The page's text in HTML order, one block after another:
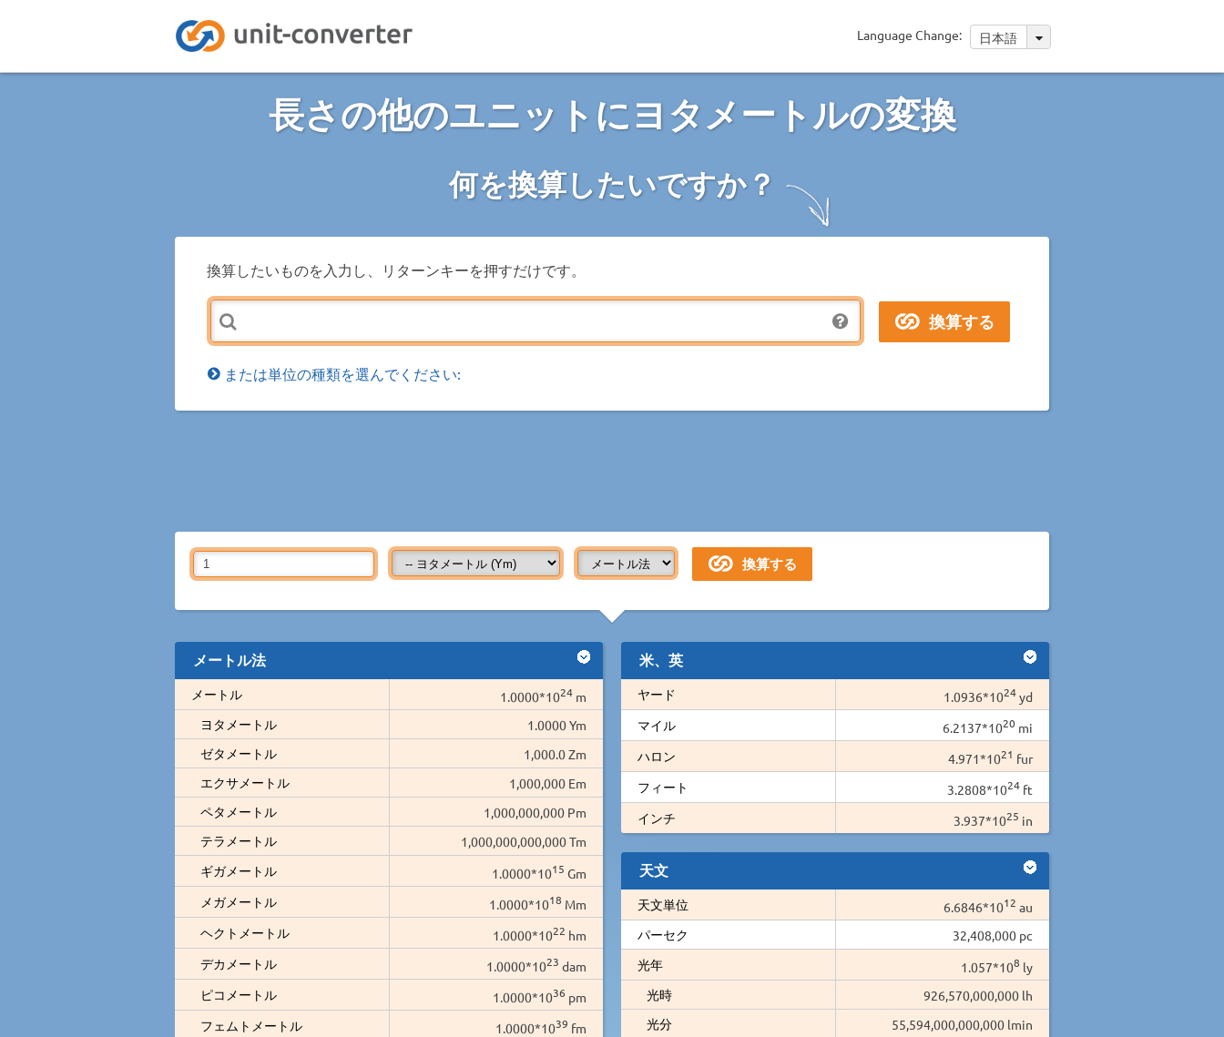
Language Change: 日本語
長さの他のユニットにヨタメートルの変換
何を換算したいですか？
換算したいものを入力し、リターンキーを押すだけです。
または単位の種類を選んでください:
メートル法
メートル 1.0000*1024 m
ヨタメートル
1.0000 Ym
ゼタメートル
1,000.0 Zm
エクサメートル
1,000,000 Em
ペタメートル
1,000,000,000 Pm
テラメートル
1,000,000,000,000 Tm
ギガメートル
1.0000*1015 Gm
メガメートル
1.0000*1018 Mm
ヘクトメートル
1.0000*1022 hm
デカメートル
1.0000*1023 dam
ピコメートル
1.0000*1036 pm
フェムトメートル
1.0000*1039 fm
米、英
ヤード 1.0936*1024yd
マイル
6.2137*1020 mi
ハロン
4.971*1021 fur
フィート
3.2808*1024ft
インチ
3.937*1025 in
天文
天文単位 6.6846*1012 au
パーセク
32,408,000 pc
光年
1.057*108 ly
光時
926,570,000,000 lh
光分
55,594,000,000,000 lmin